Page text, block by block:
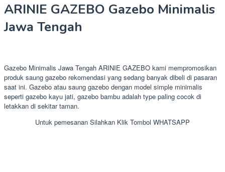
ARINIE GAZEBO Gazebo Minimalis
Jawa Tengah
Gazebo Minimalis Jawa Tengah ARINIE GAZEBO kami mempromosikan
produk saung gazebo rekomendasi yang sedang banyak dibeli di pasaran
saat ini. Gazebo atau saung gazebo dengan model simple minimalis
seperti gazebo kayu jati, gazebo bambu adalah type paling cocok di
letakkan di sekitar taman.
Untuk pemesanan Silahkan Klik Tombol WHATSAPP